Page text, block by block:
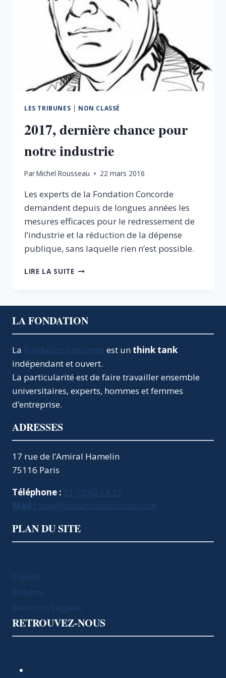
LES TRIBUNES | NON CLASSÉ
2017, dernière chance pour
notre industrie
ParMichel Rousseau 22 mars 2016
Les experts de la Fondation Concorde
demandent depuis de longues années les
mesures efficaces pour le redressement de
l’industrie et la réduction de la dépense
publique, sans laquelle rien n’est possible.
LIRE LA SUITE2017,
INDUSTRIE
LA FONDATION
La Fondation Concorde est un think tank
indépendant et ouvert.
La particularité est de faire travailler ensemble
universitaires, experts, hommes et femmes
d’entreprise.
ADRESSES
17 rue de l’Amiral Hamelin
75116 Paris
Téléphone : 01.72.60.54.39
Mail : info@fondationconcorde.com
PLAN DU SITE
Crédits
Adhérer
Mentions Légales
RETROUVEZ-NOUS